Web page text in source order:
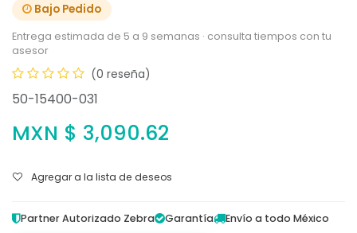
Bajo Pedido
Entrega estimada de 5 a 9 semanas · consulta tiempos con tu
asesor
(0 reseña)
50-15400-031
MXN $ 3,090.62
Agregar a la lista de deseos
Partner Autorizado Zebra Garantía Envío a todo México